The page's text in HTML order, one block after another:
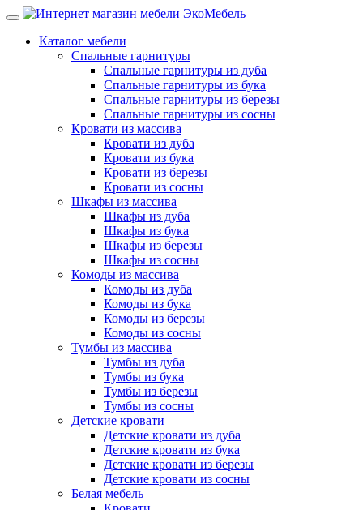
Каталог мебели
Спальные гарнитуры
Спальные гарнитуры из дуба
Спальные гарнитуры из бука
Спальные гарнитуры из березы
Спальные гарнитуры из сосны
Кровати из массива
Кровати из дуба
Кровати из бука
Кровати из березы
Кровати из сосны
Шкафы из массива
Шкафы из дуба
Шкафы из бука
Шкафы из березы
Шкафы из сосны
Комоды из массива
Комоды из дуба
Комоды из бука
Комоды из березы
Комоды из сосны
Тумбы из массива
Тумбы из дуба
Тумбы из бука
Тумбы из березы
Тумбы из сосны
Детские кровати
Детские кровати из дуба
Детские кровати из бука
Детские кровати из березы
Детские кровати из сосны
Белая мебель